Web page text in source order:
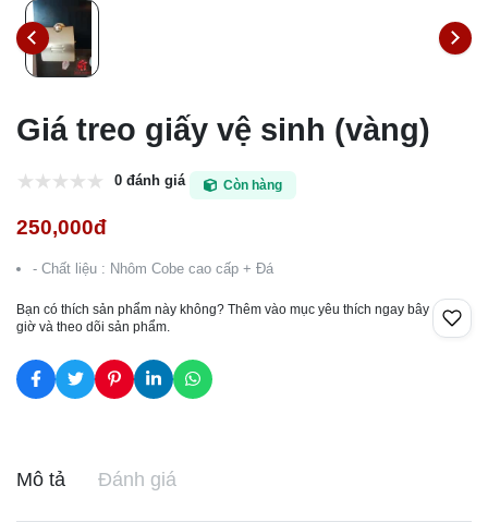
Giá treo giấy vệ sinh (vàng)
0 đánh giá Còn hàng
250,000đ
- Chất liệu : Nhôm Cobe cao cấp + Đá
Bạn có thích sản phẩm này không? Thêm vào mục yêu thích ngay bây
giờ và theo dõi sản phẩm.
Mô tả Đánh giá